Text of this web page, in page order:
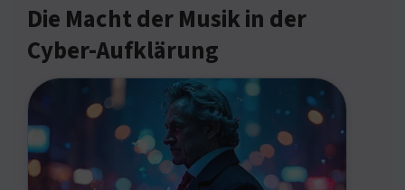
Die Macht der Musik in der
Cyber-Aufklärung